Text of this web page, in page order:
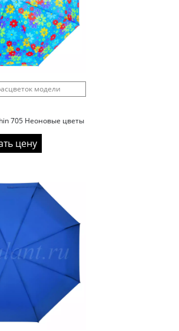
модели
705 Неоновые цветы
цену